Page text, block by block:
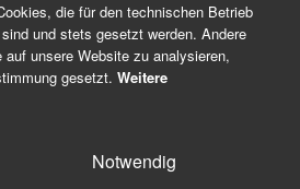
die für den technischen Betrieb
und stets gesetzt werden. Andere
unsere Website zu analysieren,
gesetzt. Weitere
Notwendig